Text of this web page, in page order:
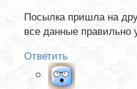
Посылка пришла на
все данные правильно
Ответить